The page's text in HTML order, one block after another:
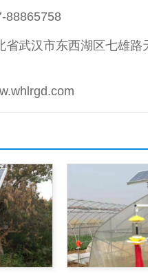
88865758
省武汉市东西湖区七雄路